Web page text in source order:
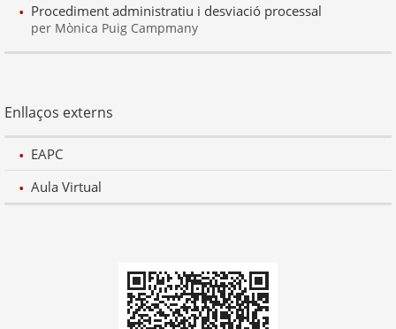
Procediment administratiu i desviació processal
per Mònica Puig Campmany
Enllaços externs
EAPC
Aula Virtual